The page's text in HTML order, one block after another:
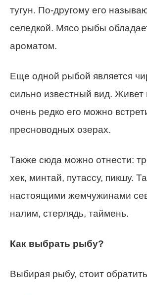
тугун. По-другому его
селедкой. Мясо рыбы
ароматом.
Еще одной рыбой является
сильно известный вид. Живет
очень редко его можно
пресноводных озерах.
Также сюда можно отнести:
хек, минтай, путассу, пикшу.
настоящими жемчужинами
налим, стерлядь, таймень.
Как выбрать рыбу?
Выбирая рыбу, стоит